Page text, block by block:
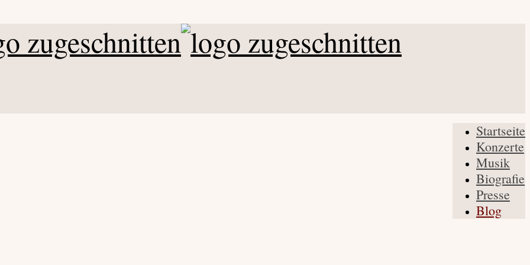
Startseite
Konzerte
Musik
Biografie
Presse
Blog